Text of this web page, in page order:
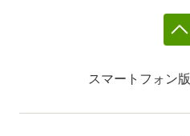
スマートフォン版